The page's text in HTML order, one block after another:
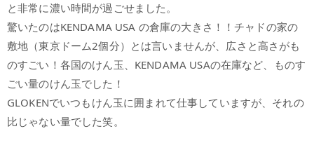
と非常に濃い時間が過ごせました。
驚いたのはKENDAMA USA の倉庫の大きさ！！チャドの家の
敷地（東京ドーム2個分）とは言いませんが、広さと高さがも
のすごい！各国のけん玉、KENDAMA USAの在庫など、ものす
ごい量のけん玉でした！
GLOKENでいつもけん玉に囲まれて仕事していますが、それの
比じゃない量でした笑。